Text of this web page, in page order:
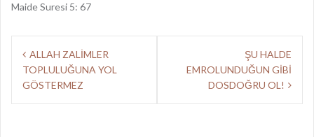
Maide Suresi 5: 67
ALLAH ZALİMLER
TOPLULUĞUNA YOL
GÖSTERMEZ
ŞU HALDE
EMROLUNDUĞUN GİBİ
DOSDOĞRU OL!